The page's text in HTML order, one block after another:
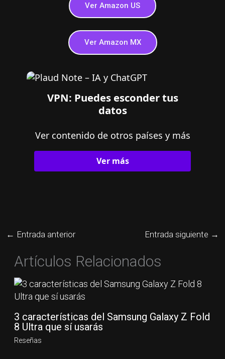
Ver Amazon US
Ver Amazon MX
VPN: Puedes esconder tus
datos
Ver contenido de otros países y más
Ver más
← Entrada anterior Entrada siguiente →
Artículos Relacionados
3 características del Samsung Galaxy Z Fold
8 Ultra que sí usarás
Reseñas